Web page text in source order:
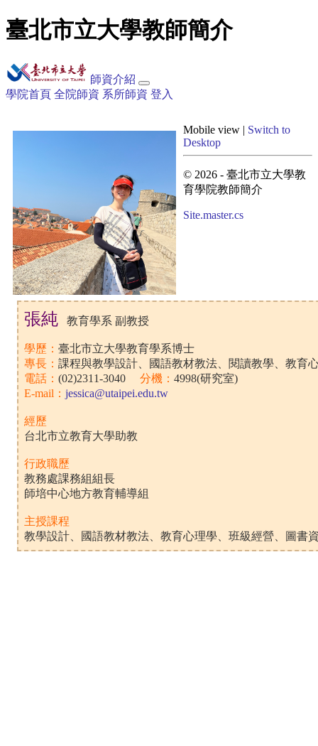
臺北市立大學教師簡介
師資介紹
學院首頁 全院師資 系所師資 登入
張純 教育學系 副教授
學歷： 臺北市立大學教育學系博士
專長： 課程與教學設計、國語教材教法、閱讀教學、教育
電話： (02)2311-3040 分機： 4998(研究室)
E-mail： jessica@utaipei.edu.tw
經歷
台北市立教育大學助教
行政職歷
教務處課務組組長
師培中心地方教育輔導組
主授課程
教學設計、國語教材教法、教育心理學、班級經營、圖書
Mobile view | Switch to
Desktop
© 2026 - 臺北市立大學教
育學院教師簡介
Site.master.cs